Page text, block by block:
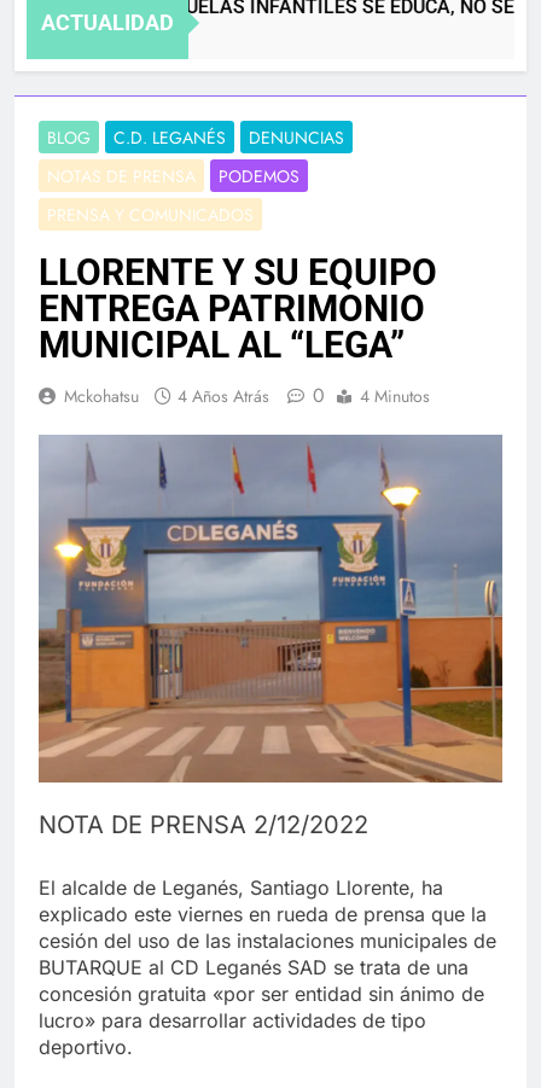
ACTUALIDAD
EN LAS ESCUELAS INFANTILES SE EDUCA, NO SE
4 Meses Atrás
BLOG C.D. LEGANÉS
DENUNCIAS
NOTAS DE PRENSA
PODEMOS
PRENSA Y COMUNICADOS
LLORENTE Y SU EQUIPO
ENTREGA PATRIMONIO
MUNICIPAL AL “LEGA”
Mckohatsu 4 Años Atrás 0 4 Minutos
NOTA DE PRENSA 2/12/2022
El alcalde de Leganés, Santiago Llorente, ha
explicado este viernes en rueda de prensa que la
cesión del uso de las instalaciones municipales de
BUTARQUE al CD Leganés SAD se trata de una
concesión gratuita «por ser entidad sin ánimo de
lucro» para desarrollar actividades de tipo
deportivo.